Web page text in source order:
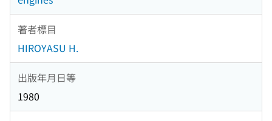
著者標目
HIROYASU H.
出版年月日等
1980